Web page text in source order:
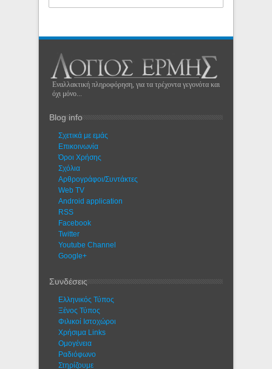
Εναλλακτική πληροφόρηση, για τα τρέχοντα γεγονότα και
όχι μόνο...
Blog info
Σχετικά με εμάς
Eπικοινωνία
Όροι Χρήσης
Σχόλια
Αρθρογράφοι/Συντάκτες
Web TV
Android application
RSS
Facebook
Twitter
Youtube Channel
Google+
Συνδέσεις
Ελληνικός Τύπος
Ξένος Τύπος
Φιλικοί Ιστοχώροι
Χρήσιμα Links
Ομογένεια
Ραδιόφωνο
Στηρίζουμε